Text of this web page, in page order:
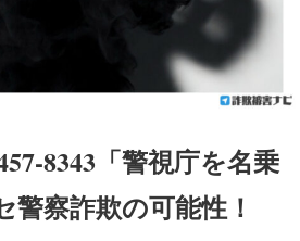
8343「警視庁を名乗
警察詐欺の可能性！